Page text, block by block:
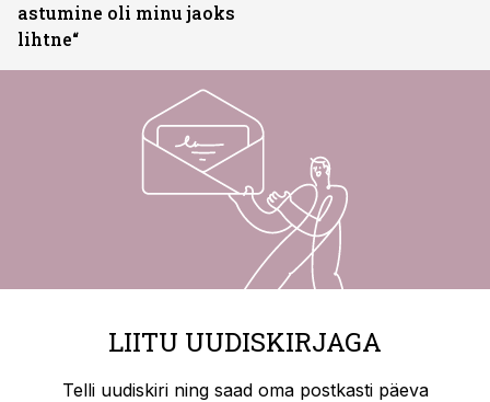
astumine oli minu jaoks
lihtne“
LIITU UUDISKIRJAGA
Telli uudiskiri ning saad oma postkasti päeva